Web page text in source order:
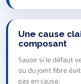
Une cause
composant
Savoir si le défaut
ou du joint fibre
pas en cause.